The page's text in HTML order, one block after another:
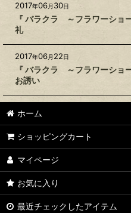
2017年06月 30日
『 バラクラ ～フラワーショ
礼
2017年06月 22日
『 バラクラ ～フラワーショ
お誘い
ホーム
ショッピングカート
マイページ
お気に入り
最近チェックしたアイテム